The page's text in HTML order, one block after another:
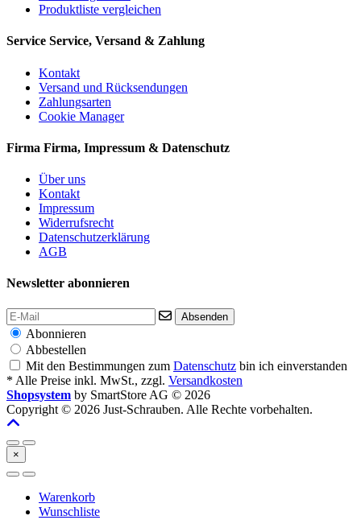
Produktliste vergleichen
Service Service, Versand & Zahlung
Kontakt
Versand und Rücksendungen
Zahlungsarten
Cookie Manager
Firma Firma, Impressum & Datenschutz
Über uns
Kontakt
Impressum
Widerrufsrecht
Datenschutzerklärung
AGB
Newsletter abonnieren
Absenden
Abonnieren
Abbestellen
Mit den Bestimmungen zum Datenschutz bin ich einverstanden
* Alle Preise inkl. MwSt., zzgl. Versandkosten
Shopsystem by SmartStore AG © 2026
Copyright © 2026 Just-Schrauben. Alle Rechte vorbehalten.
×
Warenkorb
Wunschliste